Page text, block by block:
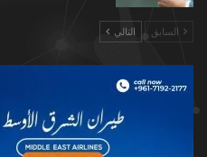
السابق التالي